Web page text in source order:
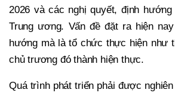
2026 và các nghị quyết, định
Trung ương. Vấn đề đặt ra hiện
hướng mà là tổ chức thực hiện như
chủ trương đó thành hiện thực.
Quá trình phát triển phải được